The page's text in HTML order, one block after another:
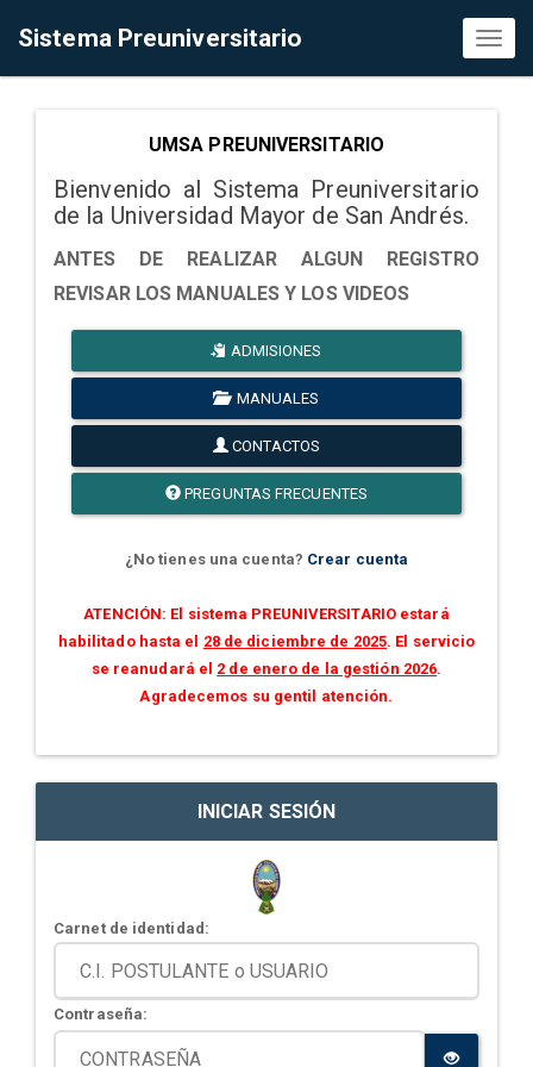
Sistema Preuniversitario
UMSA PREUNIVERSITARIO
Bienvenido al Sistema Preuniversitario
de la Universidad Mayor de San Andrés.
ANTES DE REALIZAR ALGUN REGISTRO
REVISAR LOS MANUALES Y LOS VIDEOS
ADMISIONES
MANUALES
CONTACTOS
PREGUNTAS FRECUENTES
¿No tienes una cuenta? Crear cuenta
ATENCIÓN: El sistema PREUNIVERSITARIO estará
habilitado hasta el 28 de diciembre de 2025. El servicio
se reanudará el 2 de enero de la gestión 2026.
Agradecemos su gentil atención.
INICIAR SESIÓN
Carnet de identidad:
Contraseña: